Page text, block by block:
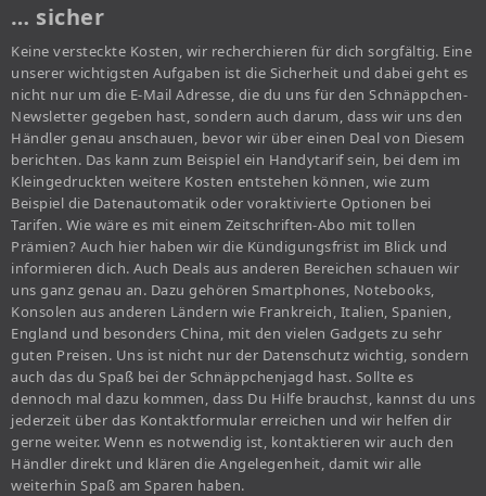
… sicher
Keine versteckte Kosten, wir recherchieren für dich sorgfältig. Eine
unserer wichtigsten Aufgaben ist die Sicherheit und dabei geht es
nicht nur um die E-Mail Adresse, die du uns für den Schnäppchen-
Newsletter gegeben hast, sondern auch darum, dass wir uns den
Händler genau anschauen, bevor wir über einen Deal von Diesem
berichten. Das kann zum Beispiel ein Handytarif sein, bei dem im
Kleingedruckten weitere Kosten entstehen können, wie zum
Beispiel die Datenautomatik oder voraktivierte Optionen bei
Tarifen. Wie wäre es mit einem Zeitschriften-Abo mit tollen
Prämien? Auch hier haben wir die Kündigungsfrist im Blick und
informieren dich. Auch Deals aus anderen Bereichen schauen wir
uns ganz genau an. Dazu gehören Smartphones, Notebooks,
Konsolen aus anderen Ländern wie Frankreich, Italien, Spanien,
England und besonders China, mit den vielen Gadgets zu sehr
guten Preisen. Uns ist nicht nur der Datenschutz wichtig, sondern
auch das du Spaß bei der Schnäppchenjagd hast. Sollte es
dennoch mal dazu kommen, dass Du Hilfe brauchst, kannst du uns
jederzeit über das Kontaktformular erreichen und wir helfen dir
gerne weiter. Wenn es notwendig ist, kontaktieren wir auch den
Händler direkt und klären die Angelegenheit, damit wir alle
weiterhin Spaß am Sparen haben.